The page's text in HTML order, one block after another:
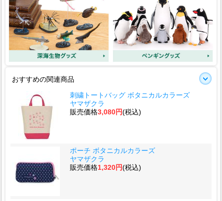
おすすめの関連商品
刺繍トートバッグ ボタニカルカラーズ
ヤマザクラ
販売価格3,080円(税込)
ポーチ ボタニカルカラーズ
ヤマザクラ
販売価格1,320円(税込)